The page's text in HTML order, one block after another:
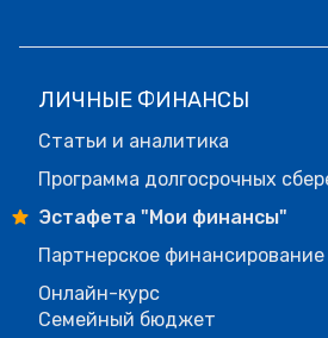
ЛИЧНЫЕ ФИНАНСЫ
Статьи и аналитика
Программа долгосрочных
Эстафета "Мои финансы"
Партнерское финансирование
Онлайн-курс
Семейный бюджет